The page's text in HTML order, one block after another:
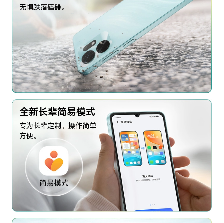
无惧跌落磕碰。
全新长辈简易模式
专为长辈定制，操作简单
方便。